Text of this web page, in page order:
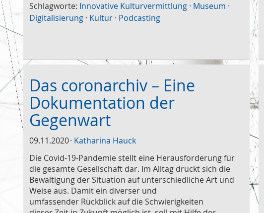
Schlagworte: Innovative Kulturvermittlung · Museum ·
Digitalisierung · Kultur · Podcasting
Das coronarchiv – Eine
Dokumentation der
Gegenwart
09.11.2020 Katharina Hauck
Die Covid-19-Pandemie stellt eine Herausforderung für
die gesamte Gesellschaft dar. Im Alltag drückt sich die
Bewältigung der Situation auf unterschiedliche Art und
Weise aus. Damit ein diverser und
umfassender Rückblick auf die Schwierigkeiten